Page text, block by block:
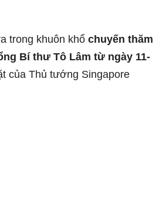
trong khuôn khổ chuyến thăm
Bí thư Tô Lâm từ ngày 11-
của Thủ tướng Singapore